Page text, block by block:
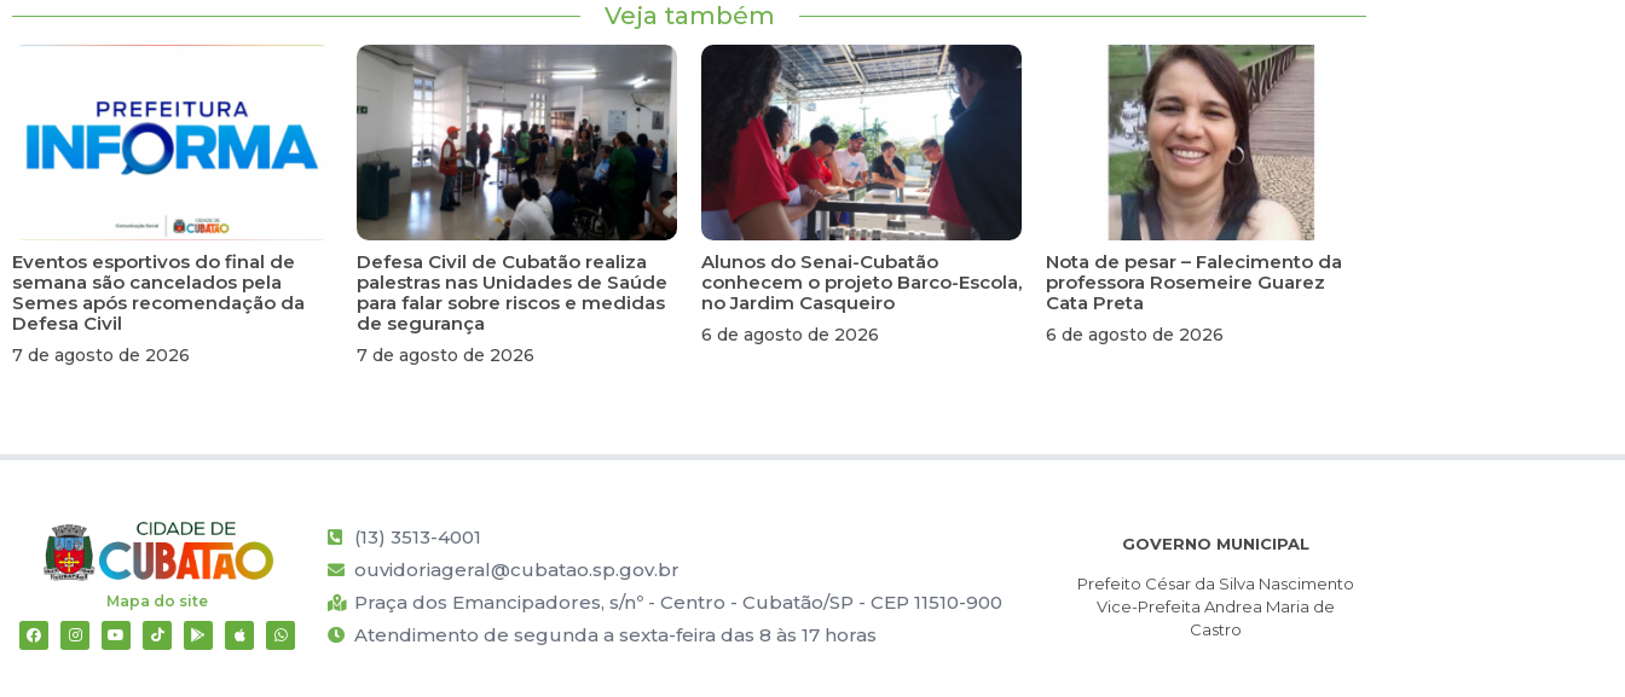
Veja também
Eventos esportivos do final de
semana são cancelados pela
Semes após recomendação da
Defesa Civil
7 de agosto de 2026
Defesa Civil de Cubatão realiza
palestras nas Unidades de Saúde
para falar sobre riscos e medidas
de segurança
7 de agosto de 2026
Alunos do Senai-Cubatão
conhecem o projeto Barco-Escola,
no Jardim Casqueiro
6 de agosto de 2026
Nota de pesar – Falecimento da
professora Rosemeire Guarez
Cata Preta
6 de agosto de 2026
Mapa do site
(13) 3513-4001
ouvidoriageral@cubatao.sp.gov.br
Praça dos Emancipadores, s/nº - Centro - Cubatão/SP - CEP 11510-900
Atendimento de segunda a sexta-feira das 8 às 17 horas
GOVERNO MUNICIPAL
Prefeito César da Silva Nascimento
Vice-Prefeita Andrea Maria de
Castro